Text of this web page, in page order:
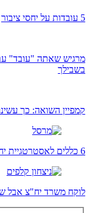
5 עובדות על יחסי ציבור
מרגיש שאתה "עובד"
בשבילך
קמפיין השואה: כך
6 כללים לאסטרטגיית יחסי ציבור יצירתית
לוקח משרד יח"צ אבל